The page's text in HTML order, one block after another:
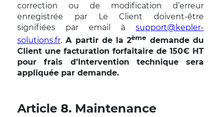
correction ou de modification d’erreur
enregistrée par Le Client doivent-être
signifiées par email à support@kepler-
solutions.fr. A partir de la 2ème demande du
Client une facturation forfaitaire de 150€ HT
pour frais d’Intervention technique sera
appliquée par demande.
Article 8. Maintenance